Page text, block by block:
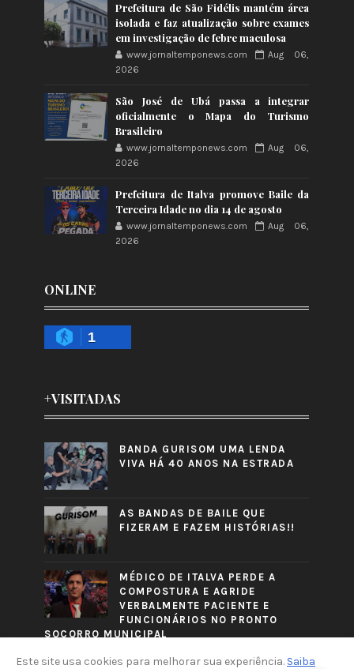
Prefeitura de São Fidélis mantém área
isolada e faz atualização sobre exames
em investigação de febre maculosa
www.jornaltemponews.com
Aug 06,
2026
São José de Ubá passa a integrar
oficialmente o Mapa do Turismo
Brasileiro
www.jornaltemponews.com
Aug 06,
2026
Prefeitura de Italva promove Baile da
Terceira Idade no dia 14 de agosto
www.jornaltemponews.com
Aug 06,
2026
ONLINE
1
+VISITADAS
BANDA GURISOM UMA LENDA
VIVA HÁ 40 ANOS NA ESTRADA
AS BANDAS DE BAILE QUE
FIZERAM E FAZEM HISTÓRIAS!!
MÉDICO DE ITALVA PERDE A
COMPOSTURA E AGRIDE
VERBALMENTE PACIENTE E
FUNCIONÁRIOS NO PRONTO
SOCORRO MUNICIPAL
Este site usa cookies para melhorar sua experiência. Saiba